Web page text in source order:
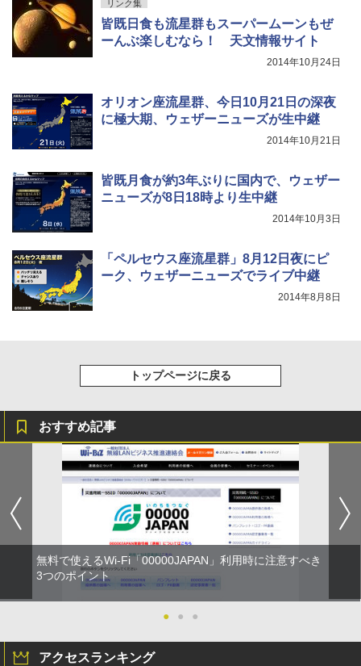
リンク集
皆既日食も流星群もスーパームーンもぜ
ーんぶ楽しむなら！ 天文情報サイト
2014年10月24日
オリオン座流星群、今日10月21日の深夜
に極大期、ウェザーニューズが生中継
2014年10月21日
皆既月食が約3年ぶりに国内で、ウェザー
ニューズが8日18時より生中継
2014年10月3日
「ペルセウス座流星群」8月12日夜にピ
ーク、ウェザーニューズでライブ中継
2014年8月8日
トップページに戻る
おすすめ記事
無料で使えるWi-Fi「00000JAPAN」利用時に注意すべき
3つのポイント
● ● ●
アクセスランキング